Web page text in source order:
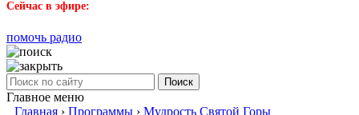
Сейчас в эфире:
помочь радио
Поиск
Главное меню
Главная › Программы › Мудрость Святой Горы